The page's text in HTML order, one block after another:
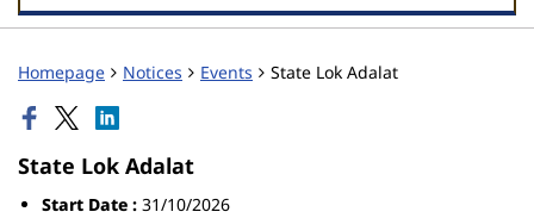
Homepage Notices Events State Lok Adalat
State Lok Adalat
Start Date : 31/10/2026